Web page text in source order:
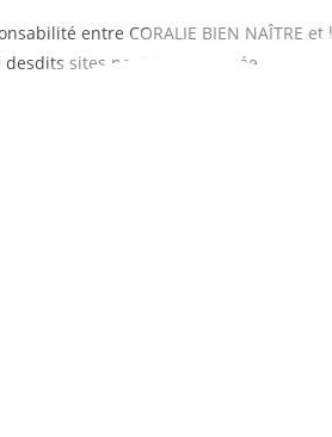
entre CORALIE BIEN NAÎTRE
sites peut être engagée.